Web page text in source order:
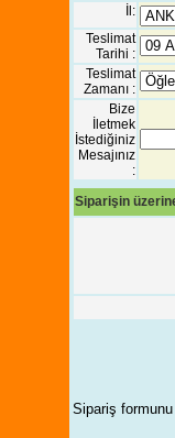
İl:
Teslimat
Tarihi :
Teslimat
Zamanı :
Bize
İletmek
İstediğiniz
Mesajınız
:
Siparişin
Sipariş